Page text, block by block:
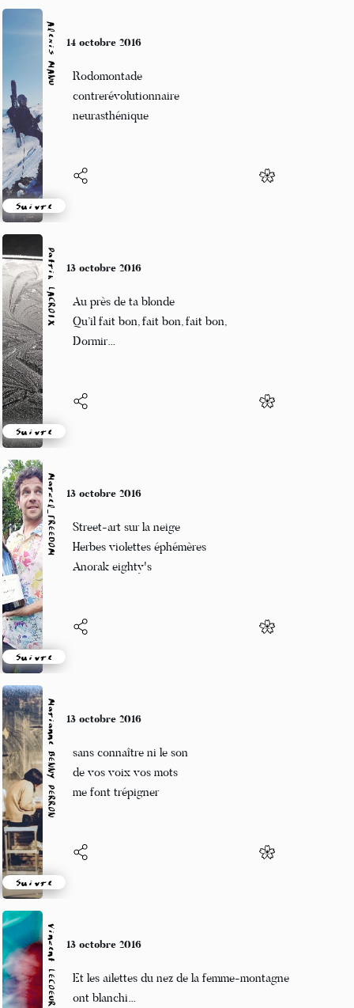
Alexis MANU
Suivre
11 octobre 2016
Un allo viril
Bouclier contre réclame
Dompteur d'open-space
Patrik LACROIX
Suivre
10 octobre 2016
Chanter à tue-tête
Vomir son chagrin
Foutre la paix aux fleurs.
Marcel_FREEDOM
Suivre
10 octobre 2016
Craintes nécessaires
Un automne historique
Lettre à la poste
Marianne BENNY PERRON
Suivre
10 octobre 2016
soyons nus
et laissons nos vêtements
où nous ne les retrouverons pas
Vincent LECŒUR 10 octobre 2016
Dans la découverte
Un tableau tout en hauteur